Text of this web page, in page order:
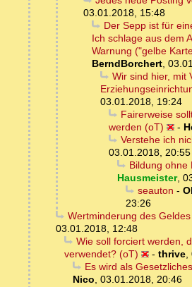
03.01.2018, 15:48
Der Sepp ist für
Ich schlage aus dem
Warnung ("gelbe
BerndBorchert,
Wir sind hier, mit
03.01.2018, 19:24
Fairerweise
werden (oT)
-
Verstehe ich
03.01.2018, 20:55
Bildung ohne
Hausmeister,
seauton -
23:26
Wertminderung des Geldes
03.01.2018, 12:48
Wie soll forciert werden,
verwendet? (oT)
- thrive,
Es wird als
Nico, 03.01.2018, 20:46